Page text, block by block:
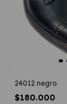
24012 negro
$180.000